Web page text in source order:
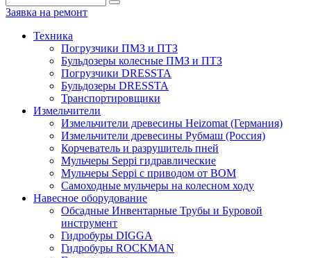
Заявка на ремонт
Техника
Погрузчики ПМЗ и ПТЗ
Бульдозеры колесные ПМЗ и ПТЗ
Погрузчики DRESSTA
Бульдозеры DRESSTA
Транспортировщики
Измельчители
Измельчители древесины Heizomat (Германия)
Измельчители древесины Рубмаш (Россия)
Корчеватель и разрушитель пней
Мульчеры Seppi гидравлические
Мульчеры Seppi с приводом от ВОМ
Самоходные мульчеры на колесном ходу
Навесное оборудование
Обсадные Инвентарные Трубы и Буровой
инструмент
Гидробуры DIGGA
Гидробуры ROCKMAN